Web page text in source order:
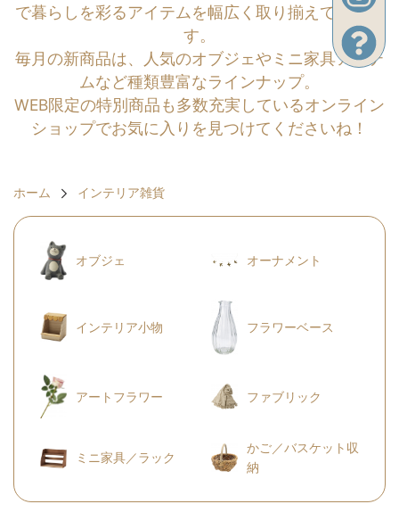
で暮らしを彩るアイテムを幅広く取り揃えておりま
す。
毎月の新商品は、人気のオブジェやミニ家具アイテ
ムなど種類豊富なラインナップ。
WEB限定の特別商品も多数充実しているオンライン
ショップでお気に入りを見つけてくださいね！
ホーム インテリア雑貨
オブジェ オーナメント
インテリア小物 フラワーベース
アートフラワー ファブリック
ミニ家具／ラック
かご／バスケット収
納